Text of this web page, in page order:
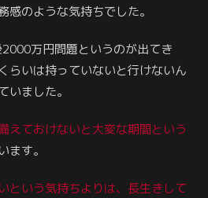
感のような気持ちでした。
万円問題というのが出てき
らいは持っていないと行けないん
いました。
えておけないと大変な期間という
ます。
という気持ちよりは、長生きして